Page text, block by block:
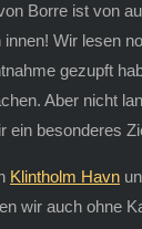
Borre ist von
Wir lesen
gezupft
Aber nicht
ein besonderes
Klintholm Havn
wir auch ohne